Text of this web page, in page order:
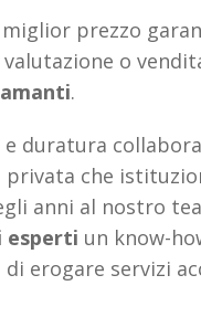
prezzo
o
.
e duratura
privata che
anni al nostro
esperti un know-
erogare servizi